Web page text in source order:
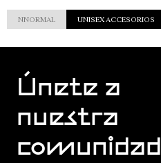
NNORMAL UNISEX ACCESORIOS
Únete a
nuestra
comunidad